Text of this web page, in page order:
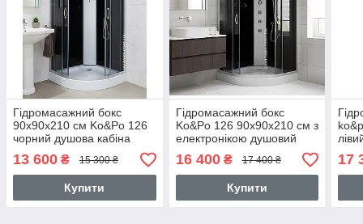
Гідромасажний бокс
90x90х210 см Ko&Po 126
чорний душова кабіна
гідромасажна на низькому
піддоні
13 600 ₴ 15 300 ₴
Купити
Гідромасажний бокс
Ko&Po 126 90x90х210 см з
електронікою душовий
бокс чорне скло душова
кабіна низьким піддоном
16 400₴ 17 400 ₴
Купити
6
17